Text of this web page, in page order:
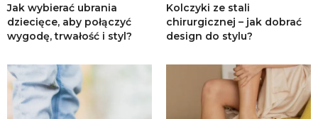
Jak wybierać ubrania
dziecięce, aby połączyć
wygodę, trwałość i styl?
Kolczyki ze stali
chirurgicznej – jak dobrać
design do stylu?